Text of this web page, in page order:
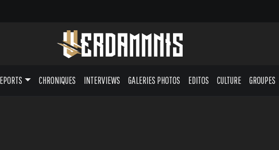
CHRONIQUES INTERVIEWS GALERIES PHOTOS EDITOS CULTURE GROUPES